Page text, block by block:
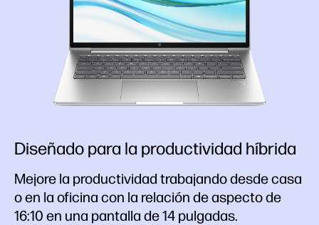
Diseñado para la productividad híbrida
Mejore la productividad trabajando desde casa
o en la oficina con la relación de aspecto de
16:10 en una pantalla de 14 pulgadas.